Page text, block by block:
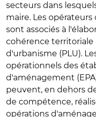
secteurs dans
maire. Les opérateurs
sont associés à
cohérence territoriale
d'urbanisme (PLU).
opérationnels des
d'aménagement
peuvent, en dehors
de compétence,
opérations